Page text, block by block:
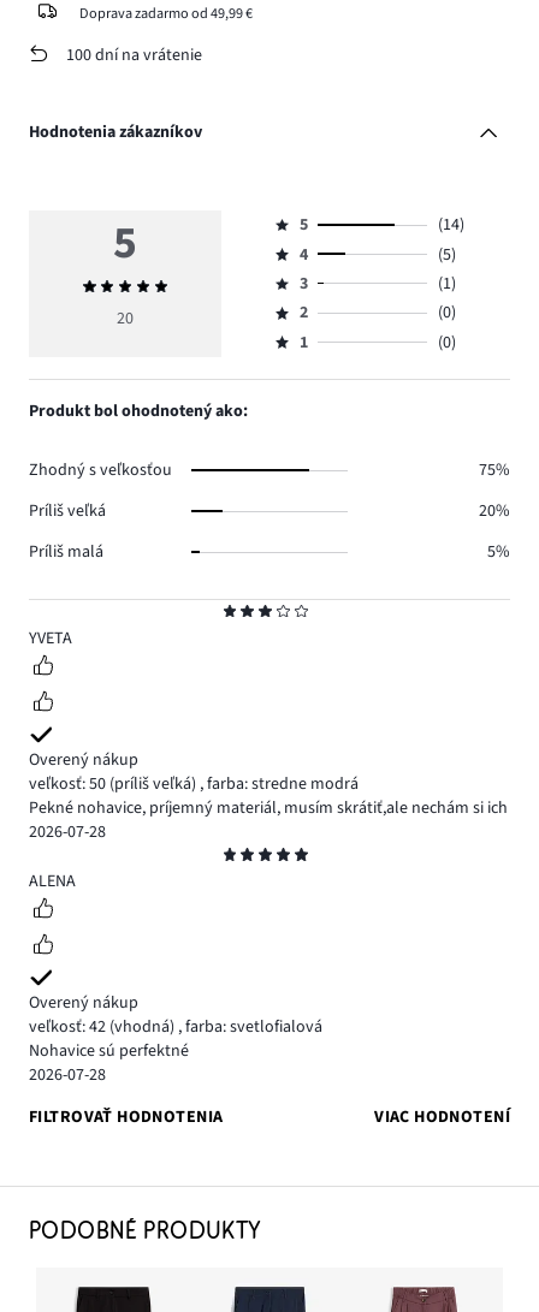
Doprava zadarmo od 49,99 €
100 dní na vrátenie
Hodnotenia zákazníkov
3
YVETA
Overený nákup
veľkosť: 50 (príliš veľká) ,farba: stredne modrá
Pekné nohavice, príjemný materiál, musím skrátiť,ale nechám si ich
2026-07-28
5
ALENA
Overený nákup
veľkosť: 42 (vhodná) ,farba: svetlofialová
Nohavice sú perfektné
2026-07-28
FILTROVAŤ HODNOTENIA
VIAC HODNOTENÍ
5
Priemerné
hodnotenie
20
Hodnotenie
5,
počet
hlasov
14.
5
(14)
Hodnotenie
4,
počet
hlasov
4
(5)
Hodnotenie
3,
počet
3
(1)
Hodnotenie
2,
2
(0)
Hodnotenie
1,
1 (0)
Produkt bol ohodnotený ako:
Zhodný s veľkosťou
75%
Príliš veľká
20%
Príliš malá
5%
PODOBNÉ PRODUKTY